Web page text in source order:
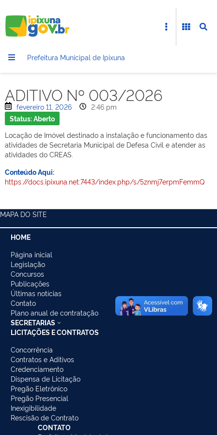
Prefeitura Municipal de Ipixuna
ADITIVO Nº 003/2026
fevereiro 11, 2026
2:46 pm
Status: Aberto
Locação de Imóvel destinado a instalação e funcionamento das
atividades de Secretaria Municipal de Defesa Civil e atender as
atividades do CREAS.
Conteúdo Aqui:
https://docs.ipixuna.net:7443/index.php/s/5znmj7erpmFemmQ
MAPA DO SITE
HOME
Página inicial
Legislação
Concursos
Publicações
Últimas notícias
Contato
Plano anual de contratação
SECRETARIAS
LICITAÇÕES E CONTRATOS
Concorrência
Contratos e Aditivos
Credenciamento
Dispensa de Licitação
Pregão Eletrônico
Pregão Presencial
Inexigibilidade
Rescisão de Contrato
CONTATO